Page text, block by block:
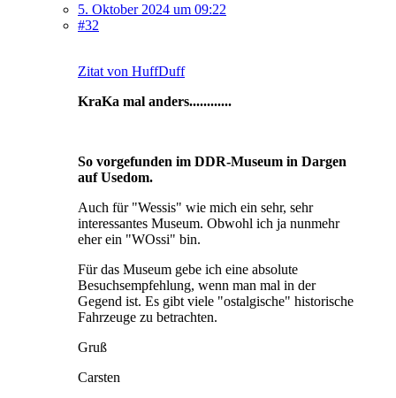
5. Oktober 2024 um 09:22
#32
Zitat von HuffDuff
KraKa mal anders............
So vorgefunden im DDR-Museum in Dargen
auf Usedom.
Auch für "Wessis" wie mich ein sehr, sehr
interessantes Museum. Obwohl ich ja nunmehr
eher ein "WOssi" bin.
Für das Museum gebe ich eine absolute
Besuchsempfehlung, wenn man mal in der
Gegend ist. Es gibt viele "ostalgische" historische
Fahrzeuge zu betrachten.
Gruß
Carsten